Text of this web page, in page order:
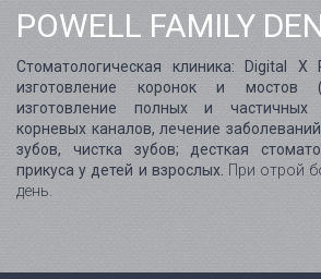
POWELL FAMILY
Стоматологическая клиника: Digital
изготовление коронок и мостов
изготовление полных и частичных
корневых каналов, лечение
зубов, чистка зубов; десткая
прикуса у детей и взрослых. При отрой
день.